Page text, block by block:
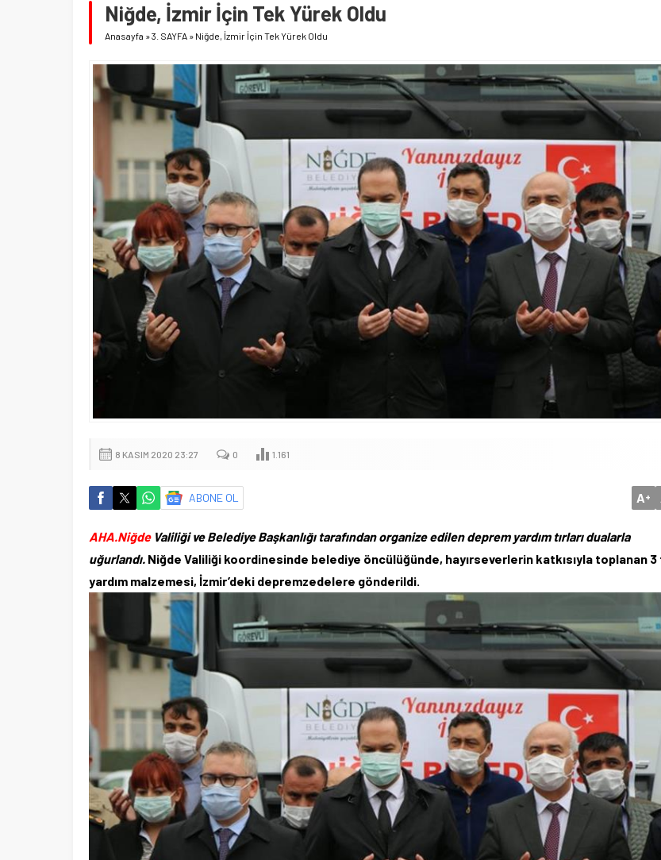
Niğde, İzmir İçin Tek Yürek Oldu
Anasayfa »3. SAYFA » Niğde, İzmir İçin Tek Yürek Oldu
8 KASIM 2020 23:27 0 1.161
ABONE OL A+
AHA.NiğdeValiliği ve Belediye Başkanlığı tarafından organize edilen deprem yardım tırları dualarla
uğurlandı. Niğde Valiliği koordinesinde belediye öncülüğünde, hayırseverlerin katkısıyla toplanan 3
yardım malzemesi, İzmir’deki depremzedelere gönderildi.